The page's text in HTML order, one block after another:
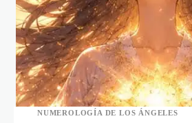
NUMEROLOGÍA DE LOS ÁNGELES